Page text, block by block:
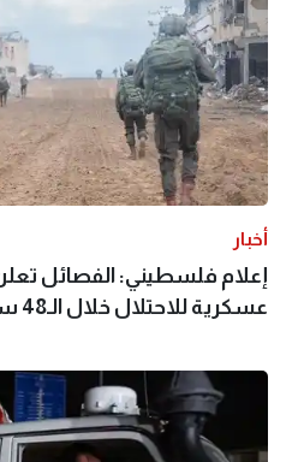
أخبار
عسكرية للاحتلال خلال الـ48 ساعة الأخيرة